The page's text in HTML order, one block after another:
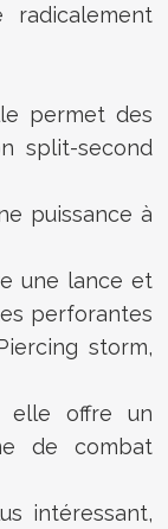
radicalement
permet des
split-second
puissance à
une lance et
perforantes
storm,
elle offre un
de combat
intéressant,